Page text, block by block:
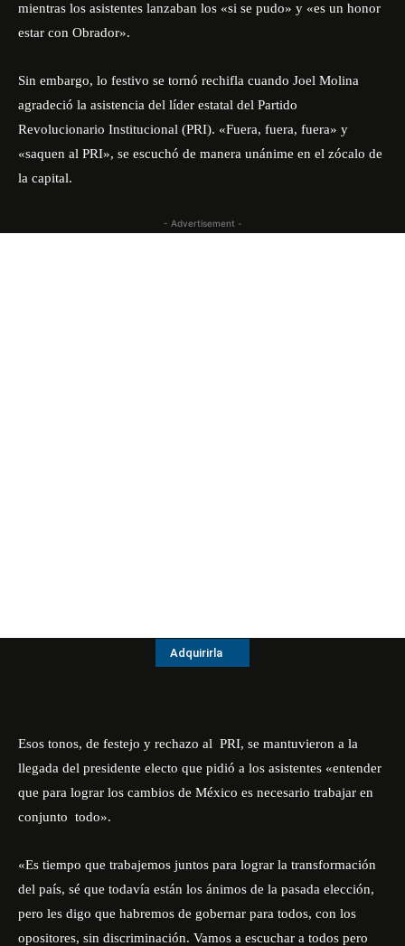
mientras los asistentes lanzaban los «si se pudo» y «es un honor
estar con Obrador».
Sin embargo, lo festivo se tornó rechifla cuando Joel Molina
agradeció la asistencia del líder estatal del Partido
Revolucionario Institucional (PRI). «Fuera, fuera, fuera» y
«saquen al PRI», se escuchó de manera unánime en el zócalo de
la capital.
- Advertisement -
Adquirirla
Esos tonos, de festejo y rechazo al PRI, se mantuvieron a la
llegada del presidente electo que pidió a los asistentes «entender
que para lograr los cambios de México es necesario trabajar en
conjunto todo».
«Es tiempo que trabajemos juntos para lograr la transformación
del país, sé que todavía están los ánimos de la pasada elección,
pero les digo que habremos de gobernar para todos, con los
opositores, sin discriminación. Vamos a escuchar a todos pero